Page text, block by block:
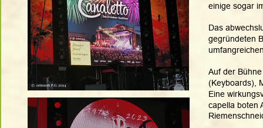
einige sogar
Das
gegründeten
Auf der
(Keyboards),
Eine
capella boten